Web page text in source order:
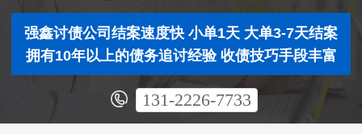
强鑫讨债公司结案速度快 小单1天 大单3-7天结案
拥有10年以上的债务追讨经验 收债技巧手段丰富
131-2226-7733